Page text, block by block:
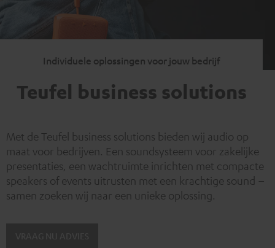
Individuele oplossingen voor jouw bedrijf
Teufel business solutions
Met de Teufel business solutions bieden wij audio op
maat voor bedrijven. Een soundsysteem voor zakelijke
presentaties, een wachtruimte inrichten met compacte
speakers of events uitrusten met een krachtige sound –
samen zoeken wij naar een unieke oplossing.